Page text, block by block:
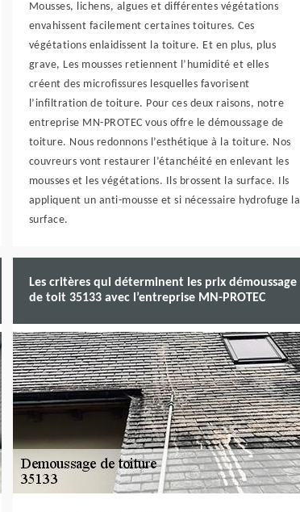
Mousses, lichens, algues et différentes végétations
envahissent facilement certaines toitures. Ces
végétations enlaidissent la toiture. Et en plus, plus
grave, Les mousses retiennent l’humidité et elles
créent des microfissures lesquelles favorisent
l’infiltration de toiture. Pour ces deux raisons, notre
entreprise MN-PROTEC vous offre le démoussage de
toiture. Nous redonnons l’esthétique à la toiture. Nos
couvreurs vont restaurer l’étanchéité en enlevant les
mousses et les végétations. Ils brossent la surface. Ils
appliquent un anti-mousse et si nécessaire hydrofuge la
surface.
Les critères qui déterminent les prix démoussage
de toit 35133 avec l’entreprise MN-PROTEC